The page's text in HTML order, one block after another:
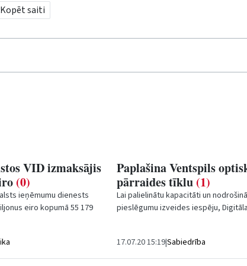
Kopēt saiti
VID izmaksājis
(0)
ieņēmumu dienests
eiro kopumā 55 179
Paplašina Ventspils
pārraides tīklu (1)
Lai palielinātu kapacitāti un
pieslēgumu izveides iespēju,
17.07.20 15:19|Sabiedrība